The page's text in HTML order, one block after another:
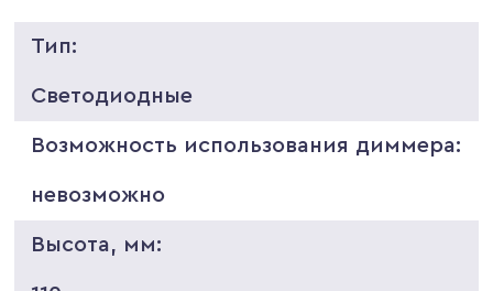
Тип:
Светодиодные
Возможность использования диммера:
невозможно
Высота, мм: